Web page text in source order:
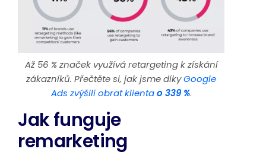
Až 56 % značek využívá retargeting k získání
zákazníků. Přečtěte si, jak jsme díkyGoogle
Ads zvýšili obrat klienta o 339 %.
Jak funguje
remarketing